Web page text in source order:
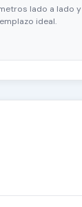
lado a lado y
ideal.